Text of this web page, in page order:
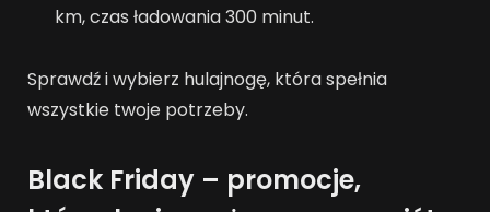
km, czas ładowania 300 minut.
Sprawdź i wybierz hulajnogę, która spełnia
wszystkie twoje potrzeby.
Black Friday – promocje,